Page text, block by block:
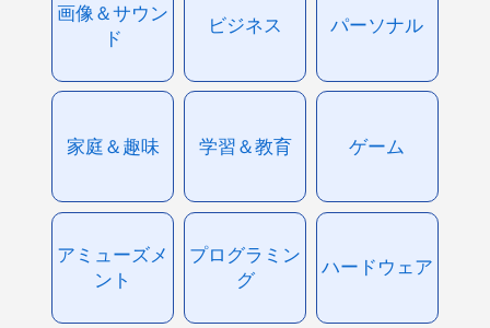
画像＆サウン
ド
ビジネス パーソナル
家庭＆趣味 学習＆教育 ゲーム
アミューズメ
ント
プログラミン
グ
ハードウェア